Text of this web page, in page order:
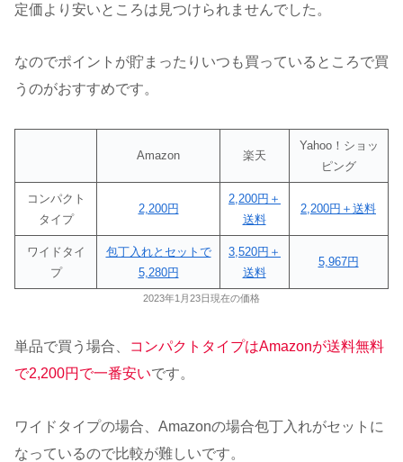
定価より安いところは見つけられませんでした。
なのでポイントが貯まったりいつも買っているところで買
うのがおすすめです。
Amazon 楽天
Yahoo！ショッ
ピング
コンパクト
タイプ
2,200円
2,200円＋
送料
2,200円＋送料
ワイドタイ
プ
包丁入れとセットで
5,280円
3,520円＋
送料
5,967円
2023年1月23日現在の価格
単品で買う場合、
コンパクトタイプはAmazonが送料無料
で2,200円で一番安いです。
ワイドタイプの場合、Amazonの場合包丁入れがセットに
なっているので比較が難しいです。